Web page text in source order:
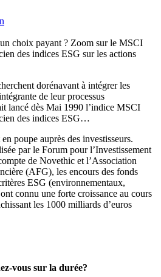
choix payant ? Zoom sur le MSCI
des indices ESG sur les actions
dorénavant à intégrer les
de leur processus
lancé dès Mai 1990 l’indice MSCI
des indices ESG…
poupe auprès des investisseurs.
par le Forum pour l’Investissement
de Novethic et l’Association
(AFG), les encours des fonds
ESG (environnementaux,
connu une forte croissance au cours
les 1000 milliards d’euros
vous sur la durée?